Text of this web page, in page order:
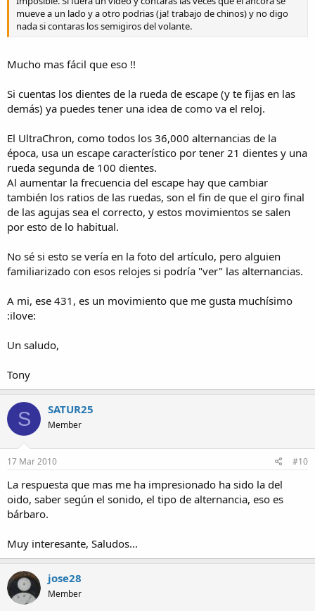
mueve a un lado y a otro podrias (ja! trabajo de chinos) y no digo
nada si contaras los semigiros del volante.
Mucho mas fácil que eso !!
Si cuentas los dientes de la rueda de escape (y te fijas en las
demás) ya puedes tener una idea de como va el reloj.
El UltraChron, como todos los 36,000 alternancias de la
época, usa un escape característico por tener 21 dientes y una
rueda segunda de 100 dientes.
Al aumentar la frecuencia del escape hay que cambiar
también los ratios de las ruedas, son el fin de que el giro final
de las agujas sea el correcto, y estos movimientos se salen
por esto de lo habitual.
No sé si esto se vería en la foto del artículo, pero alguien
familiarizado con esos relojes si podría "ver" las alternancias.
A mi, ese 431, es un movimiento que me gusta muchísimo
:ilove:
Un saludo,
Tony
S SATUR25
Member
17 Mar 2010 #10
La respuesta que mas me ha impresionado ha sido la del
oido, saber según el sonido, el tipo de alternancia, eso es
bárbaro.
Muy interesante, Saludos...
jose28
Member